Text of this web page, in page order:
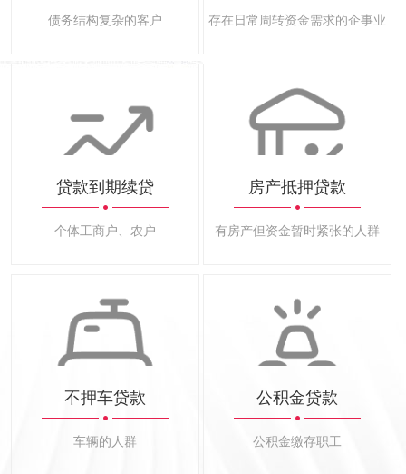
债务结构复杂的客户 存在日常周转资金需求的企事业法
贷款到期续贷
个体工商户、农户
房产抵押贷款
有房产但资金暂时紧张的人群
不押车贷款
车辆的人群
公积金贷款
公积金缴存职工